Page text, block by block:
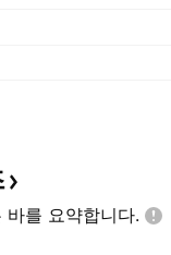
바를 요약합니다.